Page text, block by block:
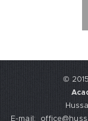
© 2015
E-mail: